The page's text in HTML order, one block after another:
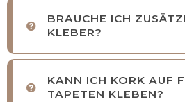
BRAUCHE ICH
KLEBER?
KANN ICH KORK AUF
TAPETEN KLEBEN?